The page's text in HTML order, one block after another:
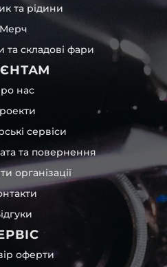
та рідини
Мерч
та складові фари
нас
сервіси
та повернення
організації
оферти